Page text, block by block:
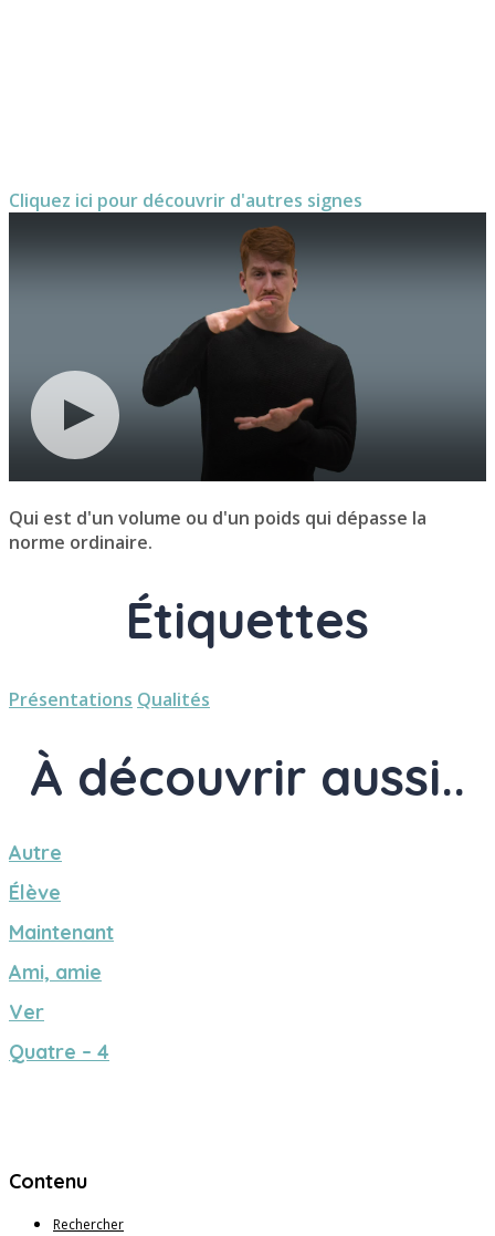
Cliquez ici pour découvrir d'autres signes
Qui est d'un volume ou d'un poids qui dépasse la
norme ordinaire.
Étiquettes
Présentations Qualités
À découvrir aussi..
Autre
Élève
Maintenant
Ami, amie
Ver
Quatre – 4
Contenu
Rechercher